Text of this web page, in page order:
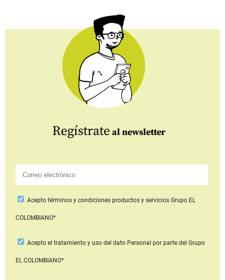
Regístrate al newsletter
Aceptotérminos y condiciones productos y serviciosGrupo EL
COLOMBIANO*
Acepto el tratamiento y uso del dato Personal por parte del Grupo
EL COLOMBIANO*